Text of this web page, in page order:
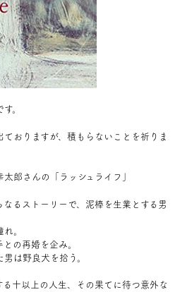
。
おりますが、積もらないことを祈りま
郎さんの「ラッシュライフ」
るストーリーで、泥棒を生業とする男
。
の再婚を企み。
は野良犬を拾う。
十以上の人生、その果てに待つ意外な